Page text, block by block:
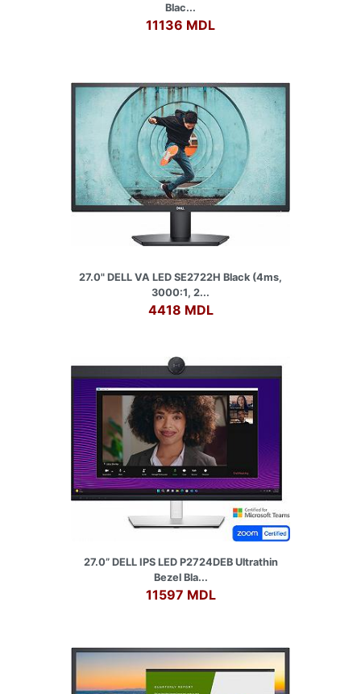
Blac...
11136 MDL
27.0" DELL VA LED SE2722H Black (4ms,
3000:1, 2...
4418 MDL
27.0” DELL IPS LED P2724DEB Ultrathin
Bezel Bla...
11597 MDL